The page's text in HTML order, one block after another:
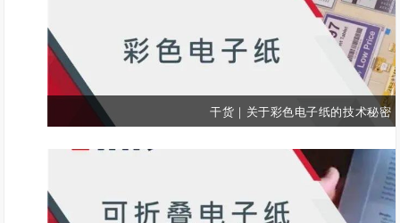
干货｜关于彩色电子纸的技术秘密